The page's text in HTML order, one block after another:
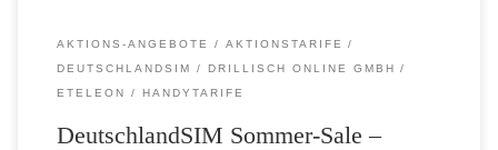
AKTIONS-ANGEBOTE
AKTIONSTARIFE
DEUTSCHLANDSIM
DRILLISCH ONLINE GMBH
ETELEON
HANDYTARIFE
DeutschlandSIM Sommer-Sale –